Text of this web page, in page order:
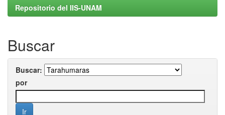
Repositorio del IIS-UNAM
Buscar
Buscar:
por